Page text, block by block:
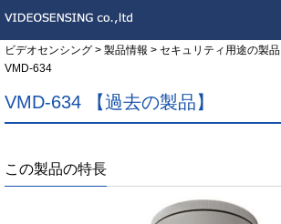
ビデオセンシング > 製品情報 > セキュリティ用途の製品
VMD-634
VMD-634 【過去の製品】
この製品の特長